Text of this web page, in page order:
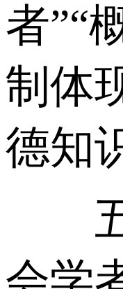
者”“
制体
德知
五